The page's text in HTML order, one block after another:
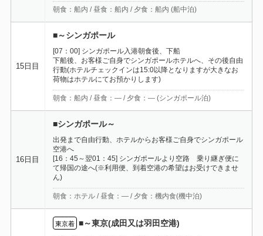
朝食：船内 / 昼食：船内 / 夕食：船内 (船中泊)
15日目
■～シンガポール
[07：00] シンガポール入港朝食後、下船
下船後、お客様ご自身でシンガポールホテルへ、その後自由
行動(ホテルチェックインは15:0以降となりますが大きなお
荷物はホテルにてお預かりします)
朝食：船内 / 昼食：― / 夕食：― (シンガポール泊)
16日目
■シンガポール～
出発まで自由行動、ホテルからお客様ご自身でシンガポール
空港へ
[16：45～翌01：45] シンガポールより空路 乗り継ぎ便に
て帰国の途へ(※利用便、到着空港の希望はお受けできませ
ん)
朝食：ホテル / 昼食：― / 夕食：機内食(機中泊)
東京着 ■～東京(成田又は羽田空港)